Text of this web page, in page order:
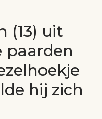
(13) uit
paarden
hij zich